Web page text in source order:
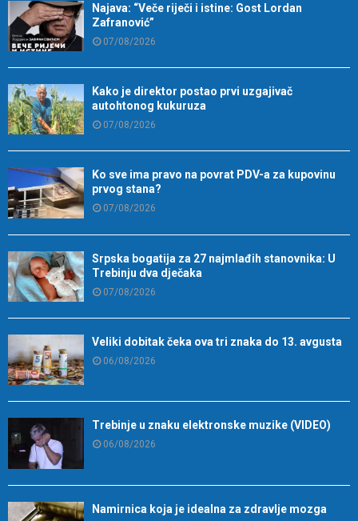
Najava: “Veče riječi i istine: Gost Lordan
Zafranović”
07/08/2026
Kako je direktor postao prvi uzgajivač
autohtonog kukuruza
07/08/2026
Ko sve ima pravo na povrat PDV-a za kupovinu
prvog stana?
07/08/2026
Srpska bogatija za 27 najmlađih stanovnika: U
Trebinju dva dječaka
07/08/2026
Veliki dobitak čeka ova tri znaka do 13. avgusta
06/08/2026
Trebinje u znaku elektronske muzike (VIDEO)
06/08/2026
Namirnica koja je idealna za zdravlje mozga